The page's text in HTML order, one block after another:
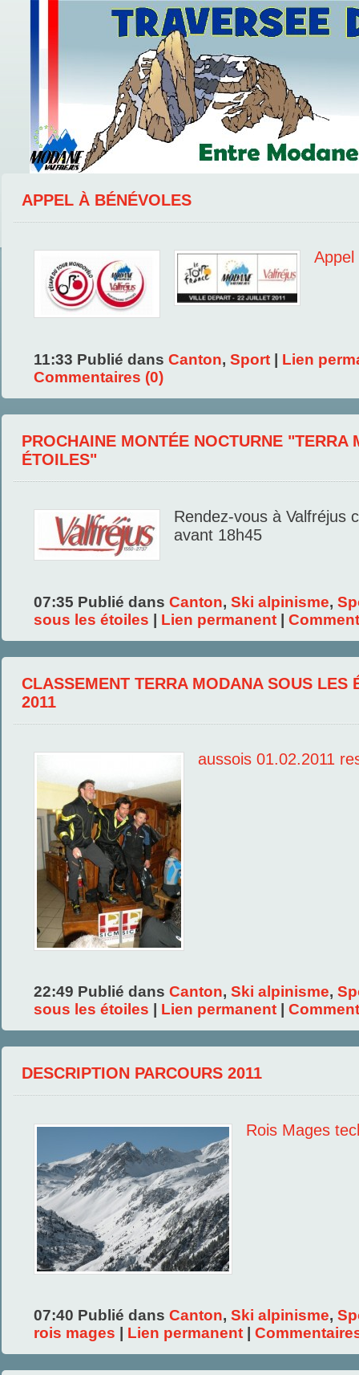
APPEL À BÉNÉVOLES
Appel
11:33 Publié dans Canton, Sport | Lien
Commentaires (0)
PROCHAINE MONTÉE NOCTURNE "TERRA
ÉTOILES"
Rendez-vous à Valfréjus
avant 18h45
07:35 Publié dans Canton, Ski alpinisme,
sous les étoiles | Lien permanent |
CLASSEMENT TERRA MODANA SOUS LES
2011
aussois 01.02.2011
22:49 Publié dans Canton, Ski alpinisme,
sous les étoiles
Lien permanent
DESCRIPTION PARCOURS 2011
Rois Mages
07:40 Publié dans Canton, Ski alpinisme,
rois mages
Lien permanent